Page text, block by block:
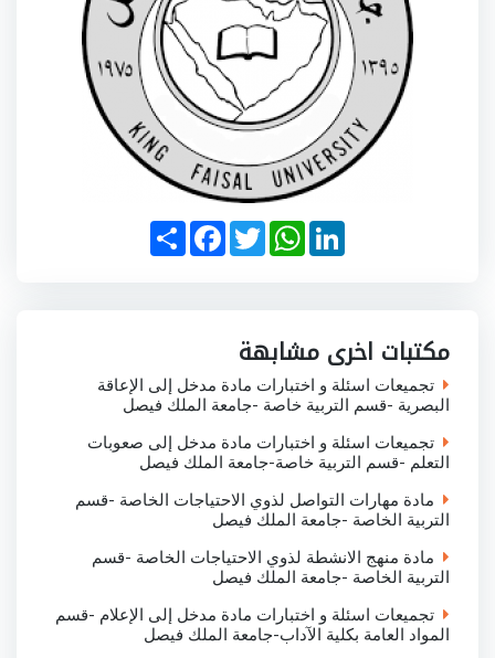
S
h
a
F
a
c
T
w
i
W
h
a
p
p
L
i
n
n
مكتبات اخرى مشابهة
تجميعات اسئلة و اختبارات مادة مدخل إلى الإعاقة
البصرية -قسم التربية خاصة -جامعة الملك فيصل
تجميعات اسئلة و اختبارات مادة مدخل إلى صعوبات
التعلم -قسم التربية خاصة-جامعة الملك فيصل
مادة مهارات التواصل لذوي الاحتياجات الخاصة -قسم
التربية الخاصة -جامعة الملك فيصل
مادة منهج الانشطة لذوي الاحتياجات الخاصة -قسم
التربية الخاصة -جامعة الملك فيصل
تجميعات اسئلة و اختبارات مادة مدخل إلى الإعلام -قسم
المواد العامة بكلية الآداب-جامعة الملك فيصل